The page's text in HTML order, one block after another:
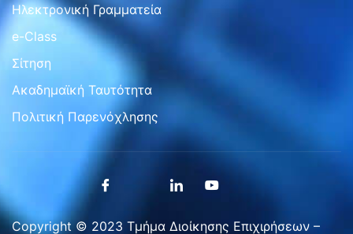
Ηλεκτρονική Γραμματεία
e-Class
Σίτηση
Ακαδημαϊκή Ταυτότητα
Πολιτική Παρενόχλησης
Copyright © 2023 Τμήμα Διοίκησης Επιχιρήσεων –